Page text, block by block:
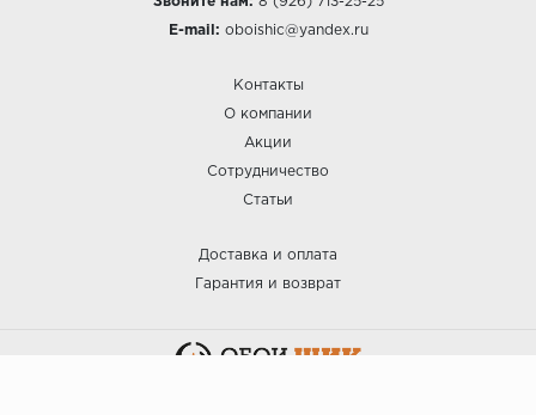
E-mail: oboishic@yandex.ru
Контакты
О компании
Акции
Сотрудничество
Статьи
Доставка и оплата
Гарантия и возврат